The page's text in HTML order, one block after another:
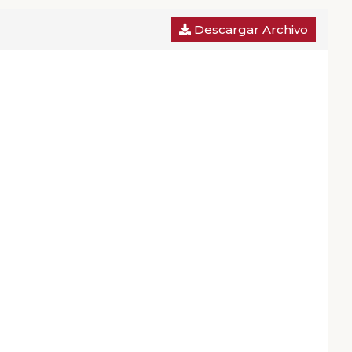
Descargar Archivo